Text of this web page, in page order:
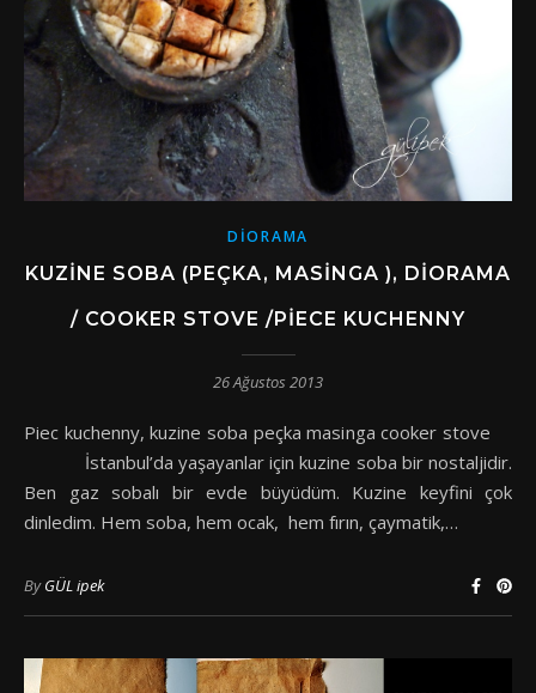
DIORAMA
KUZINE SOBA (PEÇKA, MASINGA ), DIORAMA
/ COOKER STOVE /PIECE KUCHENNY
26 Ağustos 2013
Piec kuchenny, kuzine soba peçka masinga cooker stove
İstanbul’da yaşayanlar için kuzine soba bir nostaljidir.
Ben gaz sobalı bir evde büyüdüm. Kuzine keyfini çok
dinledim. Hem soba, hem ocak, hem fırın, çaymatik,…
ByGÜL ipek